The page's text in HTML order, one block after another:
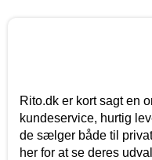
Rito.dk er kort sagt en
kundeservice, hurtig
de sælger både til
her for at se deres